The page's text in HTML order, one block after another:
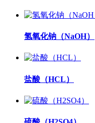
氢氧化钠（NaOH）
盐酸（HCL）